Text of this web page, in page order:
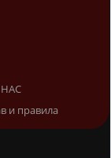
и правила